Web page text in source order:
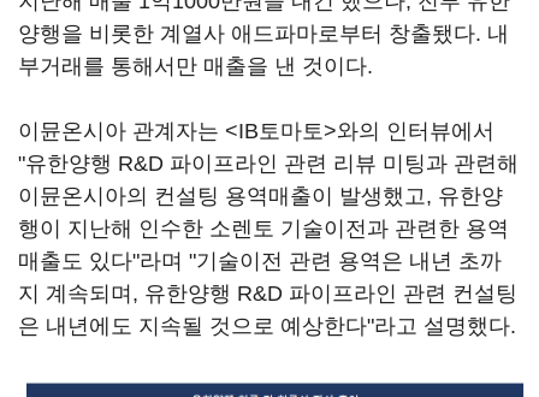
양행을 비롯한 계열사 애드파마로부터 창출됐다. 내
부거래를 통해서만 매출을 낸 것이다.
이뮨온시아 관계자는 <IB토마토>와의 인터뷰에서
"유한양행 R&D 파이프라인 관련 리뷰 미팅과 관련해
이뮨온시아의 컨설팅 용역매출이 발생했고, 유한양
행이 지난해 인수한 소렌토 기술이전과 관련한 용역
매출도 있다"라며 "기술이전 관련 용역은 내년 초까
지 계속되며, 유한양행 R&D 파이프라인 관련 컨설팅
은 내년에도 지속될 것으로 예상한다"라고 설명했다.